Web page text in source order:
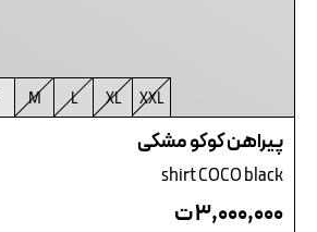
XXL
XL
L
M
پیراهن کوکو مشکی
shirt COCO black
۳,۰۰۰,۰۰۰ت